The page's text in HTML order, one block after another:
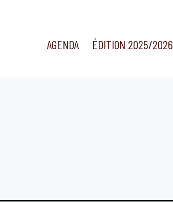
AGENDA ÉDITION 2025/2026